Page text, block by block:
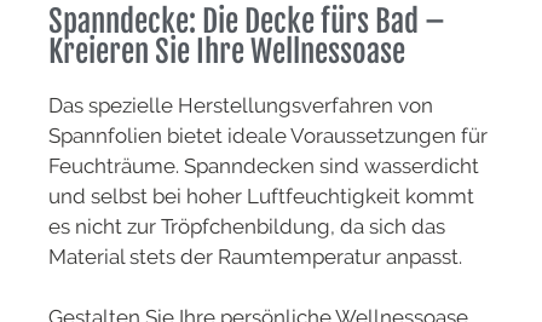
Spanndecke: Die Decke fürs Bad –
Kreieren Sie Ihre Wellnessoase
Das spezielle Herstellungsverfahren von
Spannfolien bietet ideale Voraussetzungen für
Feuchträume. Spanndecken sind wasserdicht
und selbst bei hoher Luftfeuchtigkeit kommt
es nicht zur Tröpfchenbildung, da sich das
Material stets der Raumtemperatur anpasst.